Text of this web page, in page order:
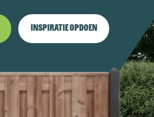
Inspiratie opdoen